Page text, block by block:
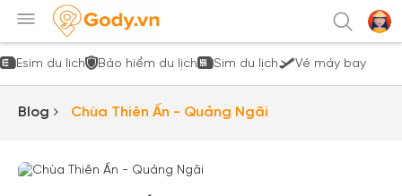
Esim du lịch Bảo hiểm du lịch Sim du lịch Vé máy bay
Blog Chùa Thiên Ấn - Quảng Ngãi